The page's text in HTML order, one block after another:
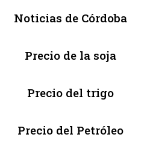
Noticias de Córdoba
Precio de la soja
Precio del trigo
Precio del Petróleo